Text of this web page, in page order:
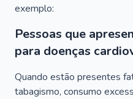
exemplo:
Pessoas que
para doenças
Quando estão presentes
tabagismo, consumo